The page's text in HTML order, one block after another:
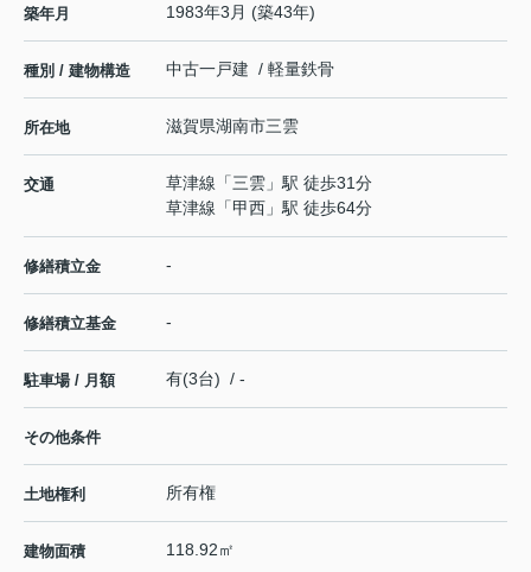
築年月 1983年3月 (築43年)
種別 / 建物構造 中古一戸建 / 軽量鉄骨
所在地 滋賀県湖南市三雲
交通 草津線 「三雲 」駅 徒歩31分
草津線 「甲西 」駅 徒歩64分
修繕積立金 -
修繕積立基金 -
駐車場 / 月額 有(3台) / -
その他条件
土地権利 所有権
建物面積 118.92㎡